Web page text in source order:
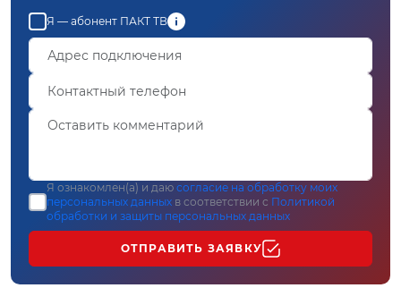
Я — абонент ПАКТ ТВ
Я ознакомлен(а) и даю согласие на обработку моих
персональных данных в соответствии с Политикой
обработки и защиты персональных данных
ОТПРАВИТЬ ЗАЯВКУ